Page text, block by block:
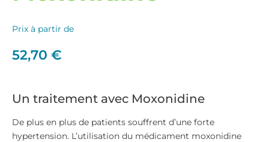
Prix à partir de
52,70 €
Un traitement avec Moxonidine
De plus en plus de patients souffrent d’une forte
hypertension. L’utilisation du médicament moxonidine